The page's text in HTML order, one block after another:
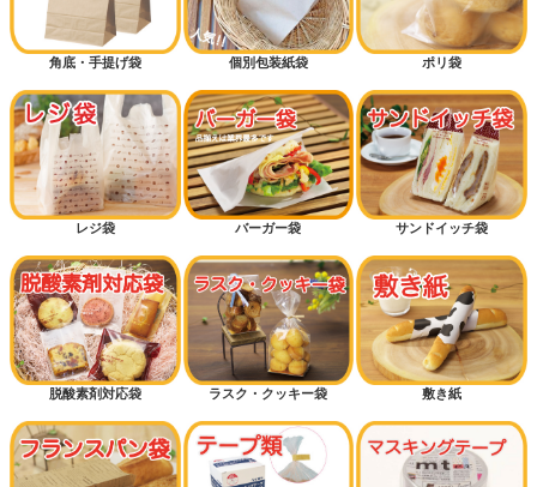
角底・手提げ袋 個別包装紙袋 ポリ袋
レジ袋 バーガー袋 サンドイッチ袋
脱酸素剤対応袋 ラスク・クッキー袋 敷き紙